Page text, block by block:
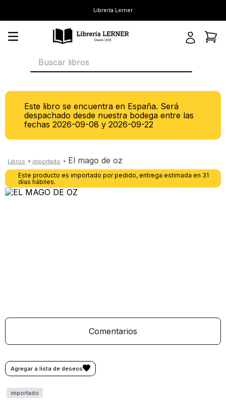
Librería Lerner
Buscar libros
Este libro se encuentra en España. Será
despachado desde nuestra bodega entre las
fechas2026-09-08 y2026-09-22
el mago de oz
Este producto es importado por pedido, entrega estimada en 31
días hábiles.
Comentarios